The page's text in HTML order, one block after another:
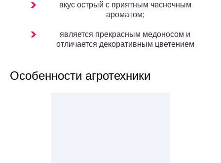
вкус острый с приятным чесночным
ароматом;
является прекрасным медоносом и
отличается декоративным цветением
Особенности агротехники